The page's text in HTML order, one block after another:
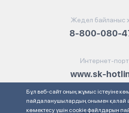
Жедел байланыс
8-800-080-
Интернет-
www.sk-
Электрондық
Бұл веб-сайт оның жұмыс істеуіне
пайдаланушылардың онымен қалай
көмектесу үшін cookie файлдарын